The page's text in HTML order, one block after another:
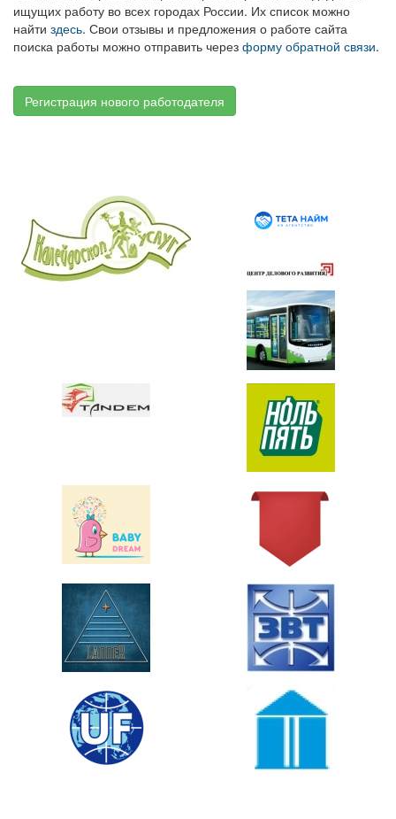
ищущих работу во всех городах России. Их список можно
найти здесь. Свои отзывы и предложения о работе сайта
поиска работы можно отправить через форму обратной связи.
Регистрация нового работодателя